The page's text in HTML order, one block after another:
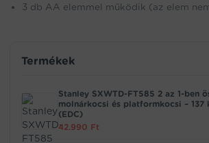
3 db AA elemmel működik (az elem
Termékek
Stanley SXWTD-FT585 2 az 1-ben
molnárkocsi és platformkocsi – 137
(EDC)
42.990 Ft